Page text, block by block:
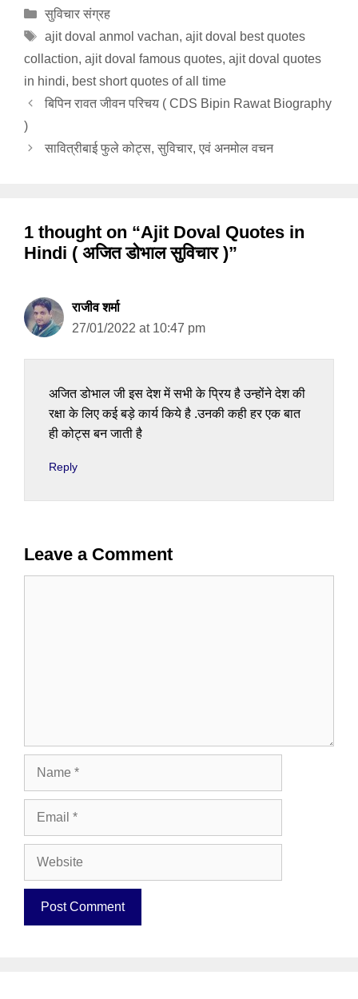
Categories
सुविचार संग्रह
Tags
ajit doval anmol vachan, ajit doval best quotes
collaction, ajit doval famous quotes, ajit doval quotes
in hindi, best short quotes of all time
बिपिन रावत जीवन परिचय ( CDS Bipin Rawat Biography
)
सावित्रीबाई फुले कोट्स, सुविचार, एवं अनमोल वचन
1 thought on “Ajit Doval Quotes in
Hindi ( अजित डोभाल सुविचार )”
राजीव शर्मा
27/01/2022 at 10:47 pm
अजित डोभाल जी इस देश में सभी के प्रिय है उन्होंने देश की
रक्षा के लिए कई बड़े कार्य किये है .उनकी कही हर एक बात
ही कोट्स बन जाती है
Reply
Leave a Comment